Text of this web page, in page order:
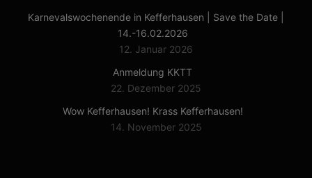
Karnevalswochenende in Kefferhausen | Save the Date |
14.-16.02.2026
12. Januar 2026
Anmeldung KKTT
22. Dezember 2025
Wow Kefferhausen! Krass Kefferhausen!
14. November 2025